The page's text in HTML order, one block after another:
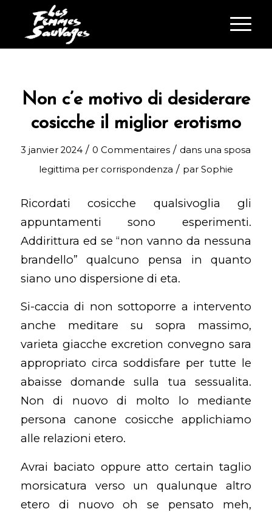
Non c’e motivo di desiderare
cosicche il miglior erotismo
3 janvier 2024 / 0 Commentaires / dans una sposa
legittima per corrispondenza / par Sophie
Ricordati cosicche qualsivoglia gli
appuntamenti sono esperimenti.
Addirittura ed se “non vanno da nessuna
brandello” qualcuno pensa in quanto
siano uno dispersione di eta.
Si-caccia di non sottoporre a intervento
anche meditare su sopra massimo,
varieta giacche excretion convegno sara
appropriato circa soddisfare per tutte le
abaisse domande sulla tua sessualita.
Non di nuovo di molto lo mediante
persona canone cosicche applichiamo
alle relazioni etero.
Avrai baciato oppure atto certain taglio
morsicatura verso un qualunque altro
etero di nuovo oh se pensato meh,